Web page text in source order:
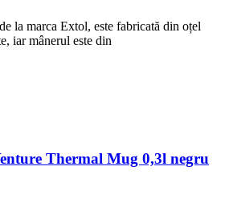
la marca Extol, este fabricată din oțel
iar mânerul este din
Thermal Mug 0,3l negru